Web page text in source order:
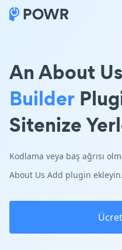
An About
Builder
Sitenize
Kodlama veya baş ağrısı
About Us Add plugin ekleyin.